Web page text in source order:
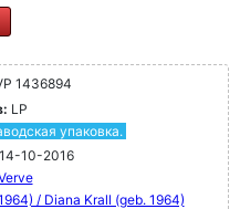
1436894
LP
упаковка.
14-10-2016
/ Diana Krall (geb. 1964)